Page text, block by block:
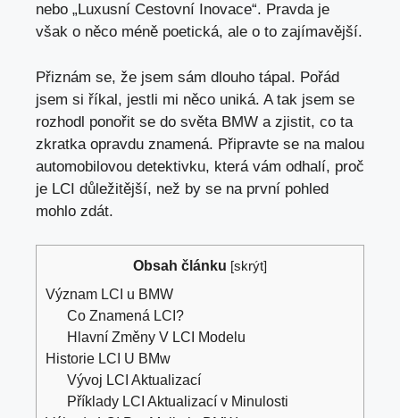
nebo „Luxusní Cestovní Inovace“. Pravda je
však o něco méně poetická, ale o to zajímavější.
Přiznám se, že jsem sám dlouho tápal. Pořád
jsem si říkal, jestli mi něco uniká. A tak jsem se
rozhodl ponořit se do světa BMW a zjistit, co ta
zkratka opravdu znamená. Připravte se na malou
automobilovou detektivku, která vám odhalí, proč
je LCI důležitější, než by se na první pohled
mohlo zdát.
Obsah článku [skrýt]
Význam LCI u BMW
Co Znamená LCI?
Hlavní Změny V LCI Modelu
Historie LCI U BMw
Vývoj LCI Aktualizací
Příklady LCI Aktualizací v Minulosti